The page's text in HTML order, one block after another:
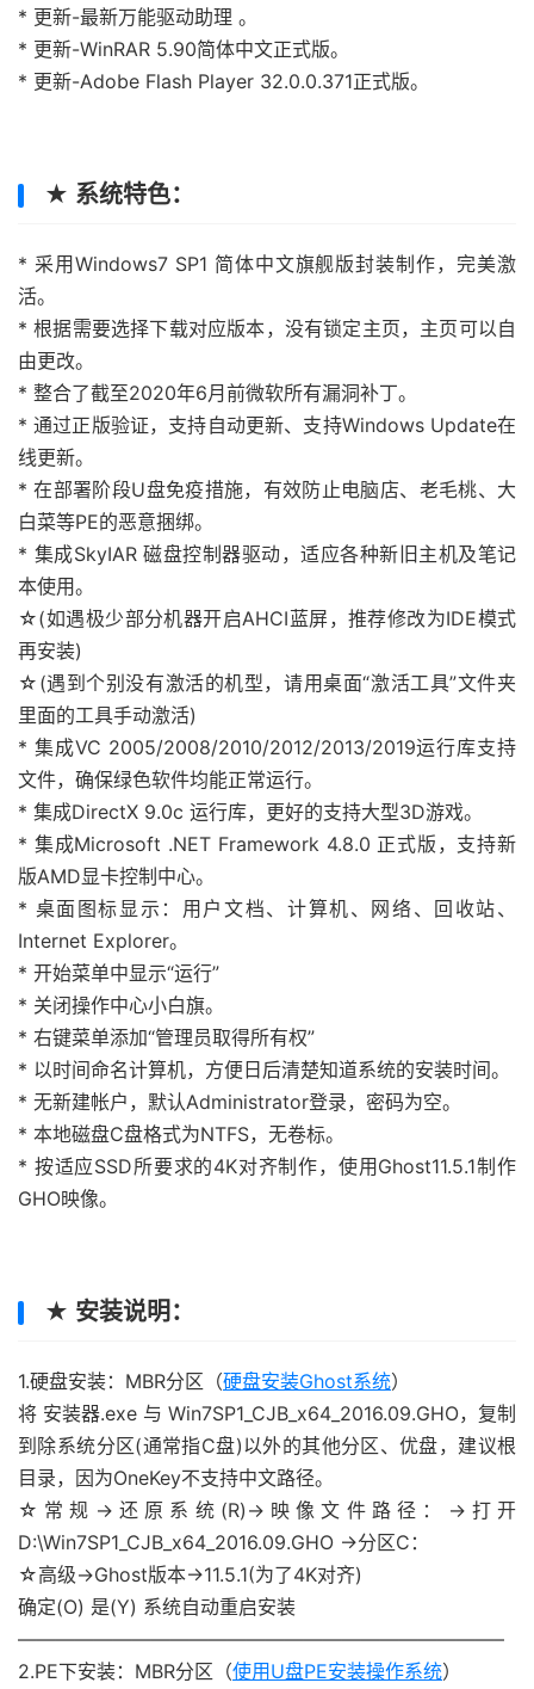
* 更新-最新万能驱动助理 。
* 更新-WinRAR 5.90简体中文正式版。
* 更新-Adobe Flash Player 32.0.0.371正式版。
★ 系统特色：
* 采用Windows7 SP1 简体中文旗舰版封装制作，完美激
活。
* 根据需要选择下载对应版本，没有锁定主页，主页可以自
由更改。
* 整合了截至2020年6月前微软所有漏洞补丁。
* 通过正版验证，支持自动更新、支持Windows Update在
线更新。
* 在部署阶段U盘免疫措施，有效防止电脑店、老毛桃、大
白菜等PE的恶意捆绑。
* 集成SkyIAR 磁盘控制器驱动，适应各种新旧主机及笔记
本使用。
☆(如遇极少部分机器开启AHCI蓝屏，推荐修改为IDE模式
再安装)
☆(遇到个别没有激活的机型，请用桌面“激活工具”文件夹
里面的工具手动激活)
* 集成VC 2005/2008/2010/2012/2013/2019运行库支持
文件，确保绿色软件均能正常运行。
* 集成DirectX 9.0c 运行库，更好的支持大型3D游戏。
* 集成Microsoft .NET Framework 4.8.0 正式版，支持新
版AMD显卡控制中心。
* 桌面图标显示：用户文档、计算机、网络、回收站、
Internet Explorer。
* 开始菜单中显示“运行”
* 关闭操作中心小白旗。
* 右键菜单添加“管理员取得所有权”
* 以时间命名计算机，方便日后清楚知道系统的安装时间。
* 无新建帐户，默认Administrator登录，密码为空。
* 本地磁盘C盘格式为NTFS，无卷标。
* 按适应SSD所要求的4K对齐制作，使用Ghost11.5.1制作
GHO映像。
★ 安装说明：
1.硬盘安装：MBR分区（硬盘安装Ghost系统）
将 安装器.exe 与 Win7SP1_CJB_x64_2016.09.GHO，复制
到除系统分区(通常指C盘)以外的其他分区、优盘，建议根
目录，因为OneKey不支持中文路径。
☆常规→还原系统(R)→映像文件路径：→打开
D:\Win7SP1_CJB_x64_2016.09.GHO →分区C：
☆高级→Ghost版本→11.5.1(为了4K对齐)
确定(O) 是(Y) 系统自动重启安装
—————————————————————————–
2.PE下安装：MBR分区（使用U盘PE安装操作系统）